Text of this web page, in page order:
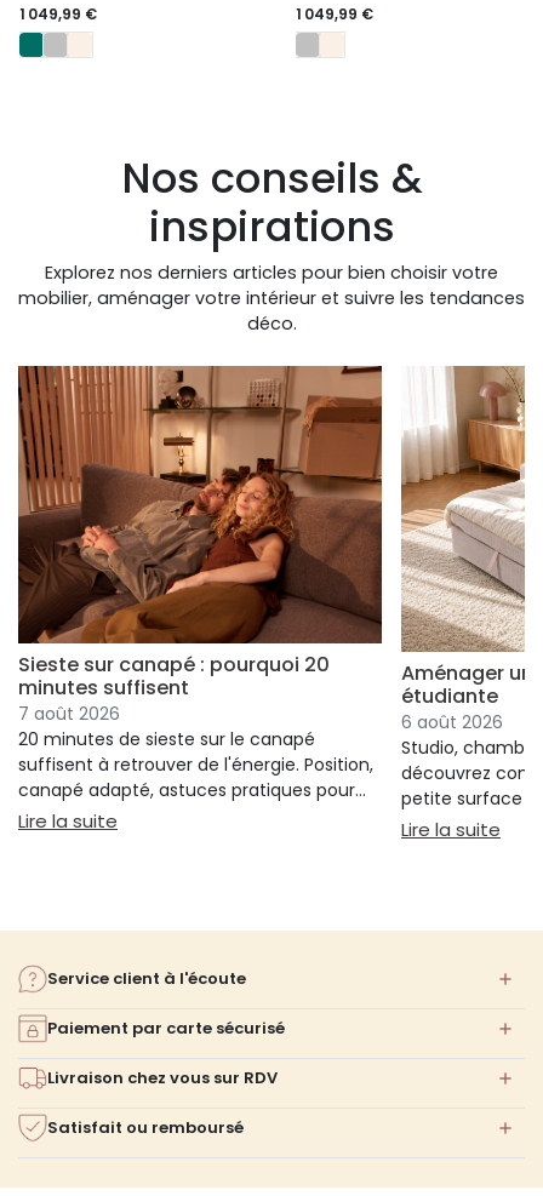
1 049,99 €
1 049,99 €
Nos conseils &
inspirations
Explorez nos derniers articles pour bien choisir votre
mobilier, aménager votre intérieur et suivre les tendances
déco.
Sieste sur canapé : pourquoi 20
minutes suffisent
7 août 2026
20 minutes de sieste sur le canapé
suffisent à retrouver de l'énergie. Position,
canapé adapté, astuces pratiques pour
bien s'installer.
Lire la suite : Sieste sur canapé : pourquoi 20 minutes
Aménager un
étudiante
6 août 2026
Studio,
découvrez
petite surface à
confort ni
Lire la suite
Service client à l'écoute
Paiement par carte sécurisé
Livraison chez vous sur RDV
Satisfait ou remboursé